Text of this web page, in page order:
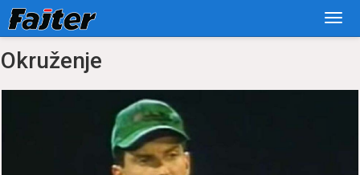
Okruženje